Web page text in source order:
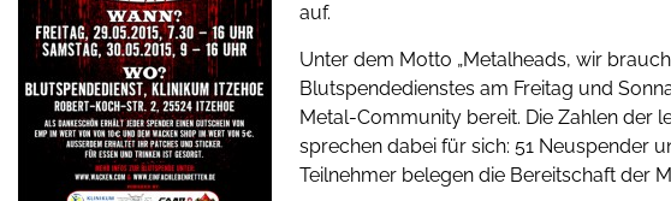
auf.
Unter dem Motto „Metalheads, wir
Blutspendedienstes am Freitag und
Metal-Community bereit. Die Zahlen der
sprechen dabei für sich: 51 Neuspender
Teilnehmer belegen die Bereitschaft der